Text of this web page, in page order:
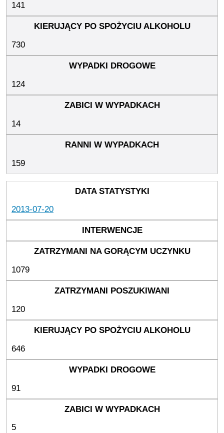
141
730
124
14
159
2013-07-20
1079
120
646
91
5